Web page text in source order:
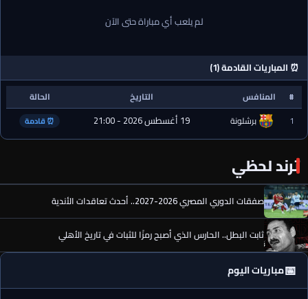
لم يلعب أي مباراة حتى الآن
⏰ المباريات القادمة (1)
# المنافس التاريخ
الحالة
1
برشلونة 19 أغسطس 2026 - 21:00 ⏰ قادمة
ترند لحظي
صفقات الدوري المصري 2026-2027.. أحدث تعاقدات الأندية
ثابت البطل.. الحارس الذي أصبح رمزًا للثبات في تاريخ الأهلي
📅مباريات اليوم